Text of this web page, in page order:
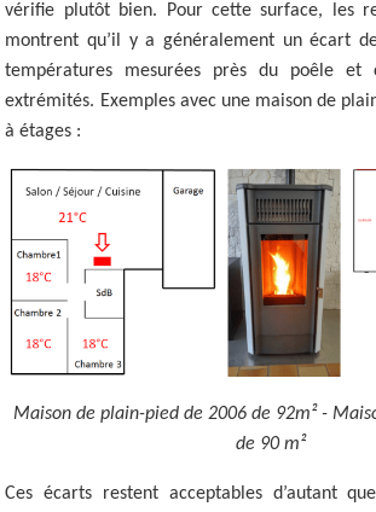
vérifie plutôt bien. Pour cette surface, les
montrent qu’il y a généralement un écart
températures mesurées près du poêle et
extrémités. Exemples avec une maison de
à étages :
Maison de plain-pied de 2006 de 92m² -
de 90 m²
Ces écarts restent acceptables d’autant